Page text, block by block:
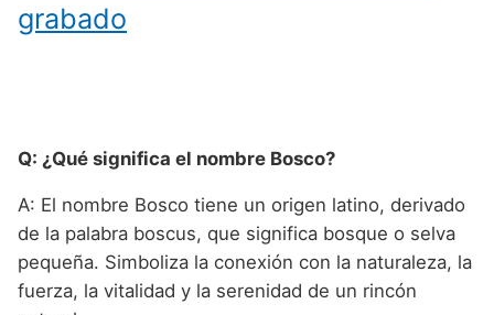
grabado
Q: ¿Qué significa el nombre Bosco?
A: El nombre Bosco tiene un origen latino, derivado
de la palabra boscus, que significa bosque o selva
pequeña. Simboliza la conexión con la naturaleza, la
fuerza, la vitalidad y la serenidad de un rincón